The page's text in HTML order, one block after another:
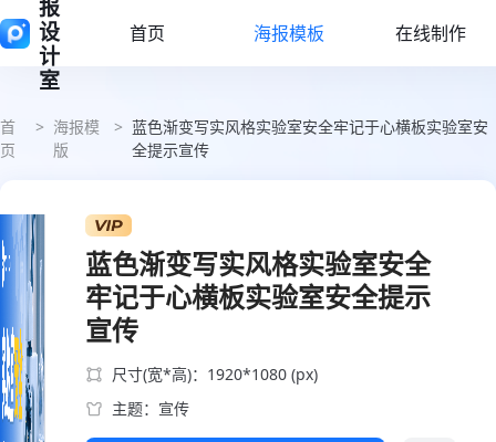
报
设
计
室
首页 海报模板 在线制作
首
页
> 海报模
版
> 蓝色渐变写实风格实验室安全牢记于心横板实验室安
全提示宣传
蓝色渐变写实风格实验室安全
牢记于心横板实验室安全提示
宣传
尺寸(宽*高)：1920*1080 (px)
主题：宣传